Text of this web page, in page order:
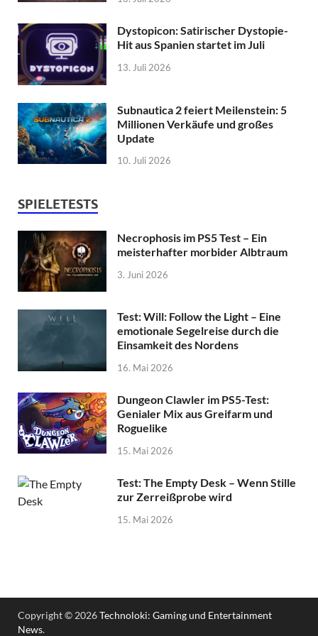
Dystopicon: Satirischer Dystopie-
Hit aus Spanien startet im Juli
13. Juli 2026
Subnautica 2 feiert Meilenstein: 5
Millionen Verkäufe und großes
Update
10. Juli 2026
SPIELETESTS
Necrophosis im PS5 Test – Ein
meisterhafter morbider Albtraum
3. Juni 2026
Test: Will: Follow the Light – Eine
emotionale Segelreise durch die
Einsamkeit des Nordens
16. Mai 2026
Dungeon Clawler im PS5-Test:
Genialer Mix aus Greifarm und
Roguelike
15. Mai 2026
Test: The Empty Desk – Wenn Stille
zur Zerreißprobe wird
15. Mai 2026
Copyright © 2026Technoloki: Gaming und Entertainment
News.